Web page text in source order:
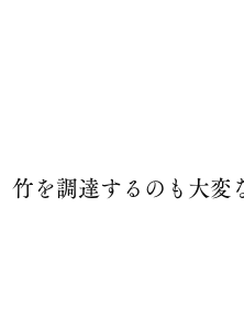
竹を調達するのも大変